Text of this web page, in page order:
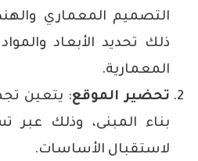
التصميم المعماري
ذلك تحديد الأبعاد
المعمارية.
تحضير الموقع: يتعين
بناء المبنى، وذلك عبر
لاستقبال الأساسات.